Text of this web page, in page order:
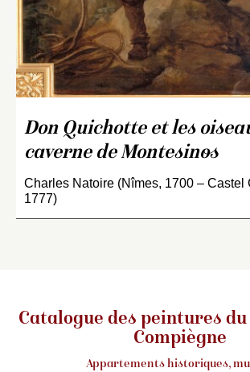
Don Quichotte et les
caverne de Montesinos
Charles Natoire (Nîmes, 1700 – Castel
1777)
Catalogue des peintures
Compiègne
Appartements historiques,